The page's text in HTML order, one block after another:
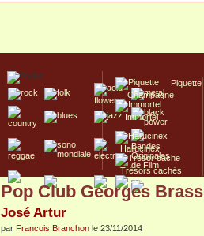
Piquette
Champagne
Immortel
Hallucinex!
Trésors cachés
Culte/Collector
Pop Club Georges
José Artur
par Francois Branchon le 23/11/2014